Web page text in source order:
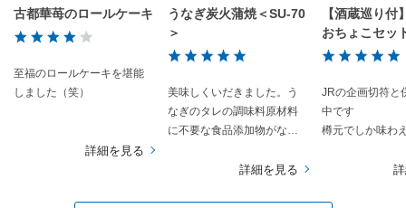
古都華苺のロールケーキ
詳細を見る
至福のロールケーキを堪能
しました（笑）
うなぎ炭火蒲焼＜SU-70
＞
詳細を見る
美味しくいだきました。う
なぎのタレの調味料原材料
に不要な食品添加物がなく
【酒蔵巡り付
おちょこセッ
窯）
JRの企画切符と
中です
樽元でしか味わ
来ないお話しを